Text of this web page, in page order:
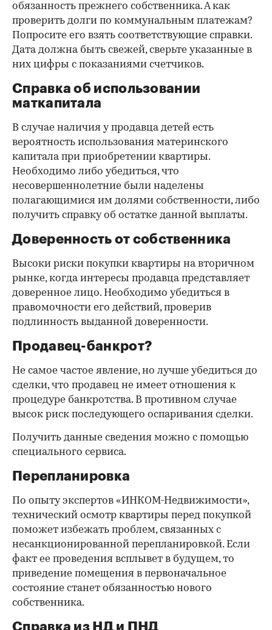
обязанность прежнего собственника. А как
проверить долги по коммунальным платежам?
Попросите его взять соответствующие справки.
Дата должна быть свежей, сверьте указанные в
них цифры с показаниями счетчиков.
Справка об использовании
маткапитала
В случае наличия у продавца детей есть
вероятность использования материнского
капитала при приобретении квартиры.
Необходимо либо убедиться, что
несовершеннолетние были наделены
полагающимися им долями собственности, либо
получить справку об остатке данной выплаты.
Доверенность от собственника
Высоки риски покупки квартиры на вторичном
рынке, когда интересы продавца представляет
доверенное лицо. Необходимо убедиться в
правомочности его действий, проверив
подлинность выданной доверенности.
Продавец-банкрот?
Не самое частое явление, но лучше убедиться до
сделки, что продавец не имеет отношения к
процедуре банкротства. В противном случае
высок риск последующего оспаривания сделки.
Получить данные сведения можно с помощью
специального сервиса.
Перепланировка
По опыту экспертов «ИНКОМ-Недвижимости»,
технический осмотр квартиры перед покупкой
поможет избежать проблем, связанных с
несанкционированной перепланировкой. Если
факт ее проведения всплывет в будущем, то
приведение помещения в первоначальное
состояние станет обязанностью нового
собственника.
Справка из НД и ПНД